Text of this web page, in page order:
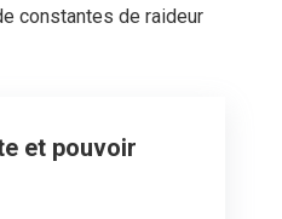
constantes de raideur
et pouvoir